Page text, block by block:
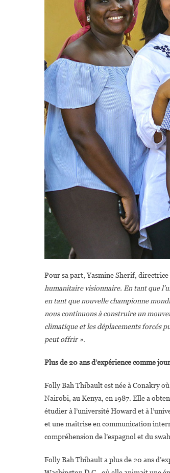
Pour sa part, Yasmine Sherif,
humanitaire visionnaire. En tant que
en tant que nouvelle championne
nous continuons à construire un
climatique et les déplacements forcés
peut offrir ».
Plus de 20 ans d’expérience comme
Folly Bah Thibault est née à Conakry où
Nairobi, au Kenya, en 1987. Elle a
étudier à l’université Howard et à
et une maîtrise en communication
compréhension de l’espagnol et du
Folly Bah Thibault a plus de 20 ans